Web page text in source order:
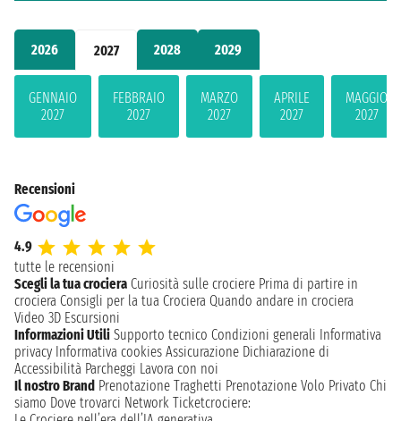
2026 2027 2028 2029
GENNAIO
2027
FEBBRAIO
2027
MARZO
2027
APRILE
2027
MAGGIO
2027
Recensioni
4.9
tutte le recensioni
Scegli la tua crociera Curiosità sulle crociere Prima di partire in
crociera Consigli per la tua Crociera Quando andare in crociera
Video 3D Escursioni
Informazioni Utili Supporto tecnico Condizioni generali Informativa
privacy Informativa cookies Assicurazione Dichiarazione di
Accessibilità Parcheggi Lavora con noi
Il nostro Brand Prenotazione Traghetti Prenotazione Volo Privato Chi
siamo Dove trovarci Network Ticketcrociere: